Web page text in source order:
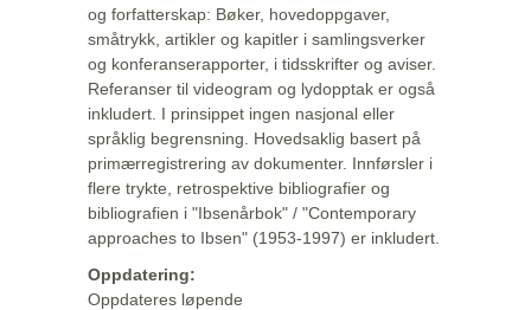
og forfatterskap: Bøker, hovedoppgaver,
småtrykk, artikler og kapitler i samlingsverker
og konferanserapporter, i tidsskrifter og aviser.
Referanser til videogram og lydopptak er også
inkludert. I prinsippet ingen nasjonal eller
språklig begrensning. Hovedsaklig basert på
primærregistrering av dokumenter. Innførsler i
flere trykte, retrospektive bibliografier og
bibliografien i "Ibsenårbok" / "Contemporary
approaches to Ibsen" (1953-1997) er inkludert.
Oppdatering:
Oppdateres løpende